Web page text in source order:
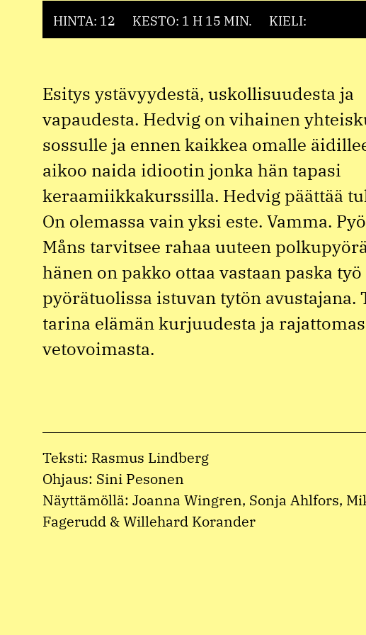
HINTA: 12 KESTO: 1 H 15 MIN. KIELI:
Esitys ystävyydestä, uskollisuudesta ja
vapaudesta. Hedvig on vihainen
sossulle ja ennen kaikkea omalle
aikoo naida idiootin jonka hän tapasi
keraamiikkakurssilla. Hedvig päättää
On olemassa vain yksi este. Vamma.
Måns tarvitsee rahaa uuteen
hänen on pakko ottaa vastaan paska työ
pyörätuolissa istuvan tytön avustajana.
tarina elämän kurjuudesta ja
vetovoimasta.
Teksti: Rasmus Lindberg
Ohjaus: Sini Pesonen
Näyttämöllä: Joanna Wingren, Sonja Ahlfors,
Fagerudd & Willehard Korander